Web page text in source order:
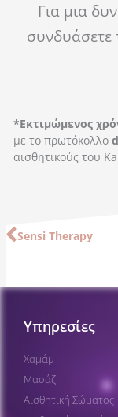
Για μια
*Εκτιμώμενος
με το πρωτόκολλο
αισθητικούς του
Prev
Sensi Therapy
Υπηρεσίες
Χαμάμ
Μασάζ
Αισθητική Σώματος